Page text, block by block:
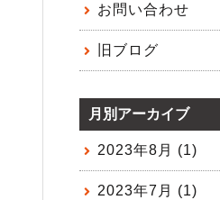
お問い合わせ
旧ブログ
月別アーカイブ
2023年8月 (1)
2023年7月 (1)